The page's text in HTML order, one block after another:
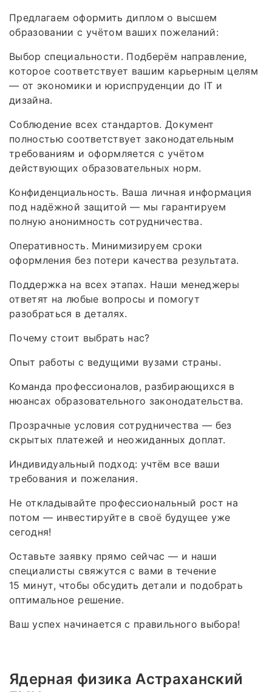
Предлагаем оформить диплом о высшем
образовании с учётом ваших пожеланий:
Выбор специальности. Подберём направление,
которое соответствует вашим карьерным целям
— от экономики и юриспруденции до IT и
дизайна.
Соблюдение всех стандартов. Документ
полностью соответствует законодательным
требованиям и оформляется с учётом
действующих образовательных норм.
Конфиденциальность. Ваша личная информация
под надёжной защитой — мы гарантируем
полную анонимность сотрудничества.
Оперативность. Минимизируем сроки
оформления без потери качества результата.
Поддержка на всех этапах. Наши менеджеры
ответят на любые вопросы и помогут
разобраться в деталях.
Почему стоит выбрать нас?
Опыт работы с ведущими вузами страны.
Команда профессионалов, разбирающихся в
нюансах образовательного законодательства.
Прозрачные условия сотрудничества — без
скрытых платежей и неожиданных доплат.
Индивидуальный подход: учтём все ваши
требования и пожелания.
Не откладывайте профессиональный рост на
потом — инвестируйте в своё будущее уже
сегодня!
Оставьте заявку прямо сейчас — и наши
специалисты свяжутся с вами в течение
15 минут, чтобы обсудить детали и подобрать
оптимальное решение.
Ваш успех начинается с правильного выбора!
Ядерная физика Астраханский